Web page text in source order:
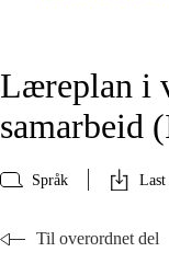
Læreplan i
samarbeid
Språk Last
Til overordnet del